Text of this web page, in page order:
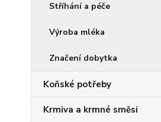
Stříhání a péče
Výroba mléka
Značení dobytka
Koňské potřeby
Krmiva a krmné směsi